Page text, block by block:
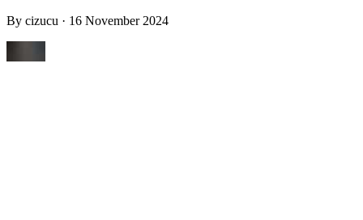
By cizucu · 16 November 2024